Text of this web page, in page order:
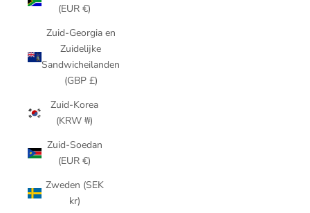
(EUR €)
Zuid-Georgia en
Zuidelijke
Sandwicheilanden
(GBP £)
Zuid-Korea
(KRW ₩)
Zuid-Soedan
(EUR €)
Zweden (SEK
kr)